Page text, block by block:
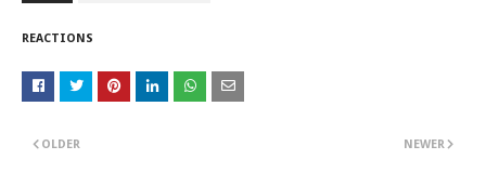
REACTIONS
NEWER
OLDER